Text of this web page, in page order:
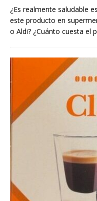
¿Es realmente saludable
este producto en
o Aldi? ¿Cuánto cuesta el